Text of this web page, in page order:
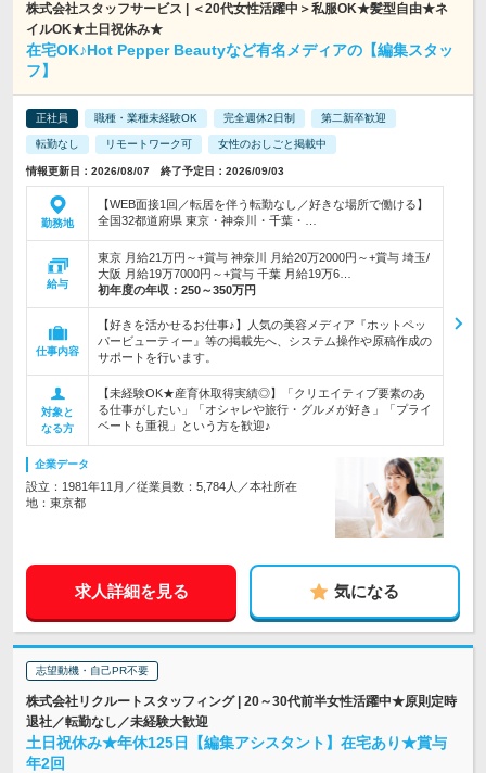
株式会社スタッフサービス | ＜20代女性活躍中＞私服OK★髪型自由★ネ
イルOK★土日祝休み★
在宅OK♪Hot Pepper Beautyなど有名メディアの【編集スタッ
フ】
正社員 職種・業種未経験OK 完全週休2日制 第二新卒歓迎
転勤なし リモートワーク可 女性のおしごと掲載中
情報更新日：2026/08/07 終了予定日：2026/09/03
勤務地
【WEB面接1回／転居を伴う転勤なし／好きな場所で働ける】
全国32都道府県 東京・神奈川・千葉・…
給与
東京 月給21万円～+賞与 神奈川 月給20万2000円～+賞与 埼玉/
大阪 月給19万7000円～+賞与 千葉 月給19万6…
初年度の年収： 250～350万円
仕事内容
【好きを活かせるお仕事♪】人気の美容メディア『ホットペッ
パービューティー』等の掲載先へ、システム操作や原稿作成の
サポートを行います。
対象と
なる方
【未経験OK★産育休取得実績◎】「クリエイティブ要素のあ
る仕事がしたい」「オシャレや旅行・グルメが好き」「プライ
ベートも重視」という方を歓迎♪
企業データ
設立：1981年11月／従業員数：5,784人／本社所在
地：東京都
求人詳細を見る 気になる
志望動機・自己PR不要
株式会社リクルートスタッフィング | 20～30代前半女性活躍中★原則定時
退社／転勤なし／未経験大歓迎
土日祝休み★年休125日【編集アシスタント】在宅あり★賞与
年2回